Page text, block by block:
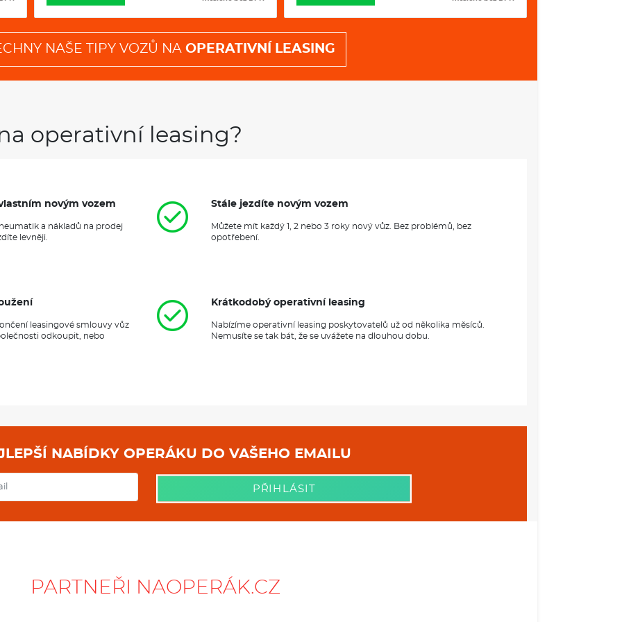
NAŠE TIPY VOZŮ NA OPERATIVNÍ LEASING
operativní leasing?
novým vozem
a nákladů na prodej
levněji.
Stále jezdíte novým vozem
Můžete mít každý 1, 2 nebo 3 roky nový vůz. Bez problémů, bez
opotřebení.
leasingové smlouvy vůz
odkoupit, nebo
Krátkodobý operativní leasing
Nabízíme operativní leasing poskytovatelů už od několika měsíců.
Nemusíte se tak bát, že se uvážete na dlouhou dobu.
NEJLEPŠÍ NABÍDKY OPERÁKU DO VAŠEHO EMAILU
PŘIHLÁSIT
PARTNEŘI NAOPERÁK.CZ